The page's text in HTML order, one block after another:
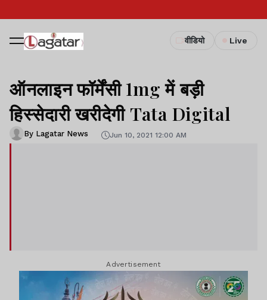
वीडियो Live
ऑनलाइन फॉर्मेंसी 1mg में बड़ी
हिस्सेदारी खरीदेगी Tata Digital
By Lagatar News Jun 10, 2021 12:00 AM
Advertisement